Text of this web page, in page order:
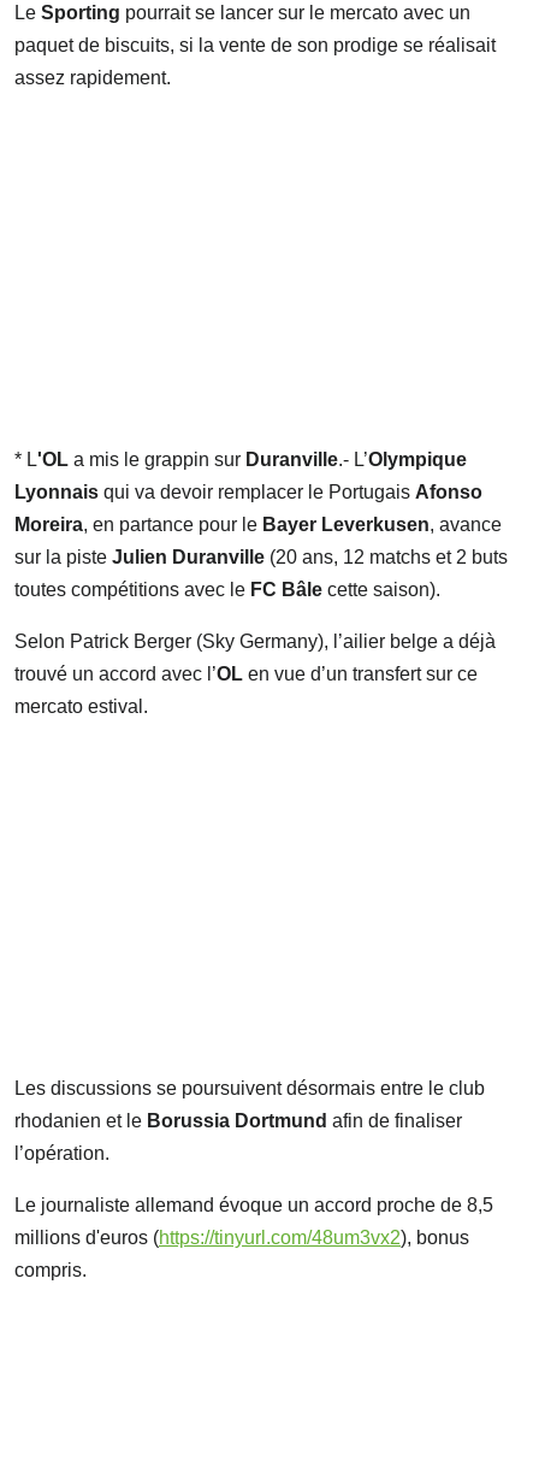
Le Sporting pourrait se lancer sur le mercato avec un
paquet de biscuits, si la vente de son prodige se réalisait
assez rapidement.
* L'OL a mis le grappin sur Duranville.- L’Olympique
Lyonnais qui va devoir remplacer le Portugais Afonso
Moreira, en partance pour le Bayer Leverkusen, avance
sur la piste Julien Duranville (20 ans, 12 matchs et 2 buts
toutes compétitions avec le FC Bâle cette saison).
Selon Patrick Berger (Sky Germany), l’ailier belge a déjà
trouvé un accord avec l’OL en vue d’un transfert sur ce
mercato estival.
Les discussions se poursuivent désormais entre le club
rhodanien et le Borussia Dortmund afin de finaliser
l’opération.
Le journaliste allemand évoque un accord proche de 8,5
millions d'euros (https://tinyurl.com/48um3vx2), bonus
compris.